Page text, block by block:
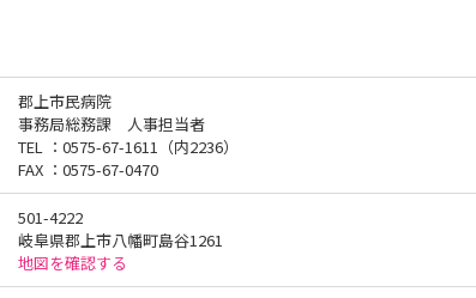
郡上市民病院
事務局総務課 人事担当者
TEL ：0575-67-1611（内2236）
FAX ：0575-67-0470
501-4222
岐阜県郡上市八幡町島谷1261
地図を確認する